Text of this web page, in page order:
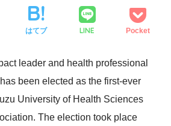
はてブ LINE Pocket
leader and health professional
been elected as the first-ever
University of Health Sciences
The election took place